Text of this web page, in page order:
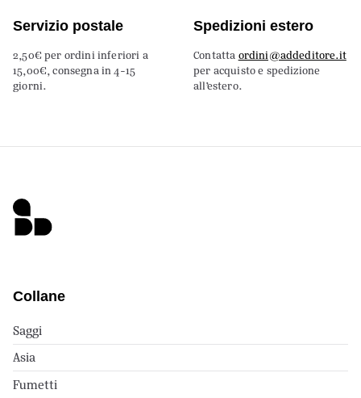
Servizio postale
2,50€ per ordini inferiori a
15,00€, consegna in 4-15
giorni.
Spedizioni estero
Contatta ordini@addeditore.it
per acquisto e spedizione
all’estero.
Collane
Saggi
Asia
Fumetti